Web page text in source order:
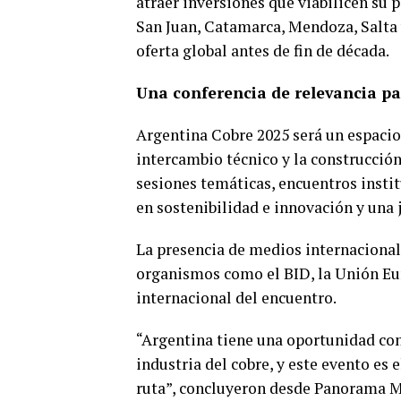
San Juan, Catamarca, Mendoza,
oferta global antes de fin de década.
Una conferencia de relevancia
Argentina Cobre 2025 será un
intercambio técnico y la
sesiones temáticas, encuentros
en sostenibilidad e innovación y
La presencia de medios
organismos como el BID, la Unión
internacional del encuentro.
“Argentina tiene una oportunidad
industria del cobre, y este evento es
ruta”, concluyeron desde Panorama